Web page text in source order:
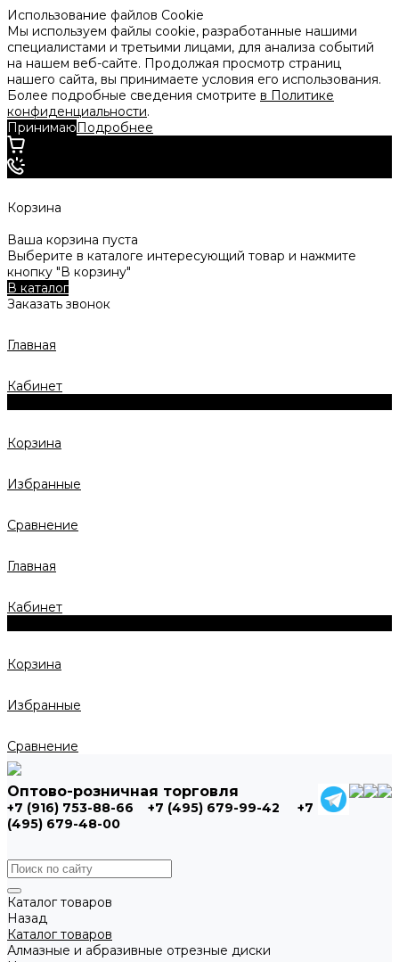
Использование файлов Cookie
Мы используем файлы cookie, разработанные нашими
специалистами и третьими лицами, для анализа событий
на нашем веб-сайте. Продолжая просмотр страниц
нашего сайта, вы принимаете условия его использования.
Более подробные сведения смотрите в Политике
конфиденциальности.
ПринимаюПодробнее
Корзина
Ваша корзина пуста
Выберите в каталоге интересующий товар и нажмите
кнопку "В корзину"
В каталог
Заказать звонок
Главная
Кабинет
Корзина
Избранные
Сравнение
Главная
Кабинет
Корзина
Избранные
Сравнение
Оптово-розничная торговля
+7 (916) 753-88-66 +7 (495) 679-99-42
+7
(495) 679-48-00
Каталог товаров
Назад
Каталог товаров
Алмазные и абразивные отрезные диски